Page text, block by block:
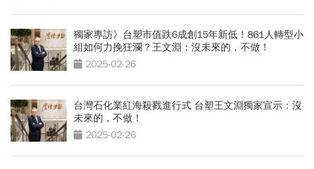
獨家專訪》台塑市值跌6成創15年新低！861人轉型小
組如何力挽狂瀾？王文淵：沒未來的，不做！
2025-02-26
台灣石化業紅海殺戮進行式 台塑王文淵獨家宣示：沒
未來的，不做！
2025-02-26